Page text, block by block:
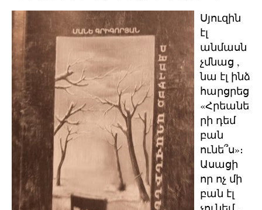
Սյուզին
էլ
անմասն
չմնաց ,
նա էլ ինձ
հարցրեց
«Հրեանե
րի դեմ
բան
ունե՞ս»։
Ասացի
որ ոչ մի
բան էլ